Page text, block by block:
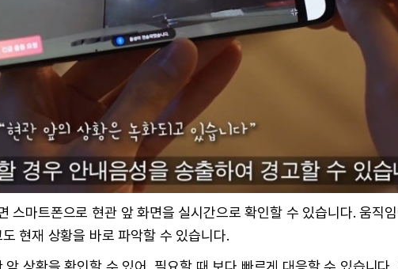
스마트폰으로 현관 앞 화면을 실시간으로 확인할 수 있습니다. 움직
현재 상황을 바로 파악할 수 있습니다.